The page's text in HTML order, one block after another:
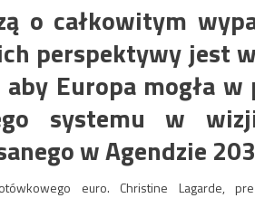
o całkowitym
perspektywy jest
Europa mogła w
systemu w
w Agendzie
euro. Christine Lagarde,